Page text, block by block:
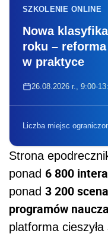
SZKOLENIE ONLINE
Nowa
roku –
w praktyce
26.08.2026 r., 9:00-
Liczba miejsc
Strona
ponad 6 800
ponad 3 200
programów
platforma